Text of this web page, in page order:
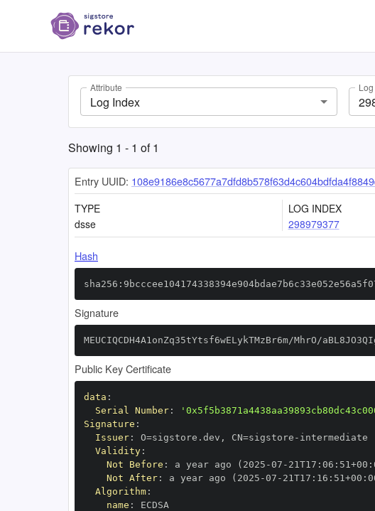
Attribute
Log Index
Showing 1 - 1 of1
Entry UUID:
TYPE
dsse
LOG INDEX
298979377
Hash
Signature
MEUCIQCDH4A1onZq35tYtsf6wELykTMzBr6m/MhrO/
Public Key Certificate
data :
Serial Number:
Signature :
Issuer: O=sigstore.dev , CN=sigstore -
Validity:
Not Before : a year ago (2025 -07 - 21T17 : 06 : 51+00 :
Not After: a year ago (2025 -07 - 21T17 : 16 : 51+00 :
Algorithm:
name :